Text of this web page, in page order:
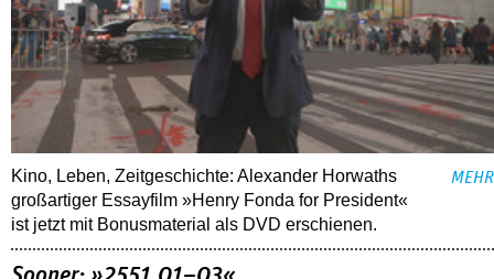
Kino, Leben, Zeitgeschichte: Alexander Horwaths
großartiger Essayfilm »Henry Fonda for President«
ist jetzt mit Bonusmaterial als DVD erschienen.
MEHR